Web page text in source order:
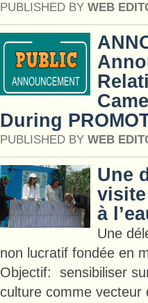
PUBLISHED BY WEB
During
PUBLISHED BY WEB
Une
à
Une
non lucratif fondée en
Objectif: sensibiliser
culture comme vecteur